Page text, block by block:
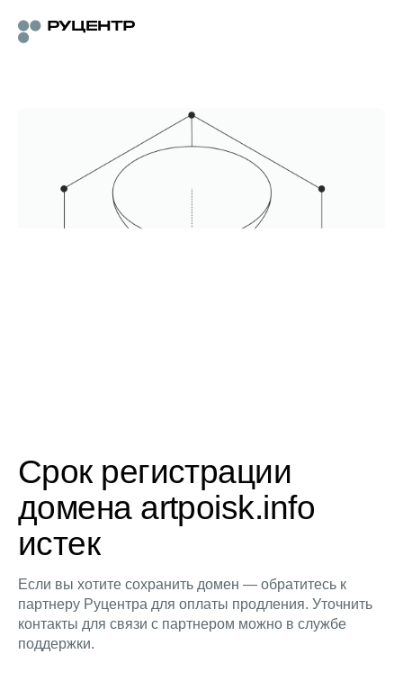
Срок регистрации
домена artpoisk.info
истек
Если вы хотите сохранить домен — обратитесь к
партнеру Руцентра для оплаты продления. Уточнить
контакты для связи с партнером можно в службе
поддержки.